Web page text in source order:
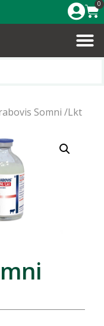
0
Somni /Lkt